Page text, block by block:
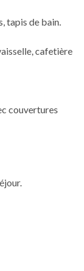
tapis de bain.
cafetière
couvertures